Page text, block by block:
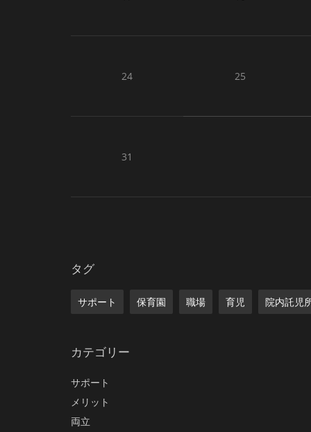
24 25
31
タグ
サポート 保育園 職場 育児 院内託児
カテゴリー
サポート
メリット
両立